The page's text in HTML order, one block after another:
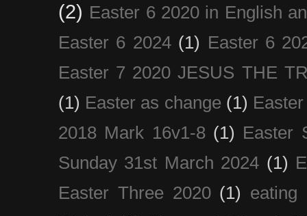
(2) Easter 6 2020 in English
Easter 6 2024 (1) Easter 6
Easter 7 2020 JESUS THE
(1) Easter as change (1)
2018 Mark 16v1-8 (1) Easter
Sunday 31st March 2024 (1)
Easter Three 2020 (1) eating